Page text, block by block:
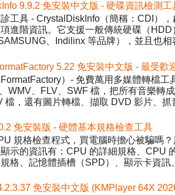
9.9.2 免安裝中文版 - 硬碟資訊檢測
工具 - CrystalDiskInfo（簡稱：CDI）
進階資訊。它支援一般傳統硬碟（HDD
、Indilinx 等品牌），並且也相
5.22 免安裝中文版 - 最受歡
）- 免費萬用多媒體轉檔工
WMV、FLV、SWF 檔，把所有音樂轉
檔，還有圖片轉檔、擷取 DVD 影片、抓
免安裝版 - 硬體基本規格檢查工具
規格檢查程式，買電腦時擔心被騙嗎
示的資訊有：CPU 的詳細規格、CPU
格、記憶體插槽（SPD）、顯示卡資訊
免安裝中文版 (KMPlayer 64X